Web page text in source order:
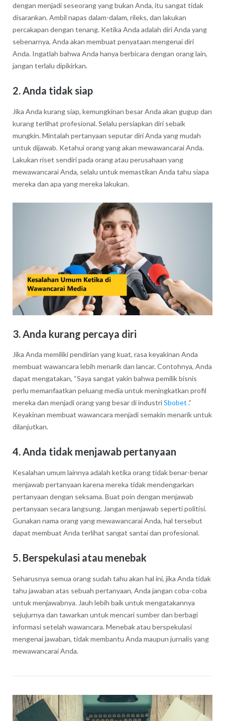
dengan menjadi seseorang yang bukan Anda, itu sangat tidak
disarankan. Ambil napas dalam-dalam, rileks, dan lakukan
percakapan dengan tenang. Ketika Anda adalah diri Anda yang
sebenarnya, Anda akan membuat penyataan mengenai diri
Anda. Ingatlah bahwa Anda hanya berbicara dengan orang lain,
jangan terlalu dipikirkan.
2. Anda tidak siap
Jika Anda kurang siap, kemungkinan besar Anda akan gugup dan
kurang terlihat profesional. Selalu persiapkan diri sebaik
mungkin. Mintalah pertanyaan seputar diri Anda yang mudah
untuk dijawab. Ketahui orang yang akan mewawancarai Anda.
Lakukan riset sendiri pada orang atau perusahaan yang
mewawancarai Anda, selalu untuk memastikan Anda tahu siapa
mereka dan apa yang mereka lakukan.
3. Anda kurang percaya diri
Jika Anda memiliki pendirian yang kuat, rasa keyakinan Anda
membuat wawancara lebih menarik dan lancar. Contohnya, Anda
dapat mengatakan, “Saya sangat yakin bahwa pemilik bisnis
perlu memanfaatkan peluang media untuk meningkatkan profil
mereka dan menjadi orang yang besar di industriSbobet .”
Keyakinan membuat wawancara menjadi semakin menarik untuk
dilanjutkan.
4. Anda tidak menjawab pertanyaan
Kesalahan umum lainnya adalah ketika orang tidak benar-benar
menjawab pertanyaan karena mereka tidak mendengarkan
pertanyaan dengan seksama. Buat poin dengan menjawab
pertanyaan secara langsung. Jangan menjawab seperti politisi.
Gunakan nama orang yang mewawancarai Anda, hal tersebut
dapat membuat Anda terlihat sangat santai dan profesional.
5. Berspekulasi atau menebak
Seharusnya semua orang sudah tahu akan hal ini, jika Anda tidak
tahu jawaban atas sebuah pertanyaan, Anda jangan coba-coba
untuk menjawabnya. Jauh lebih baik untuk mengatakannya
sejujurnya dan tawarkan untuk mencari sumber dan berbagi
informasi setelah wawancara. Menebak atau berspekulasi
mengenai jawaban, tidak membantu Anda maupun jurnalis yang
mewawancarai Anda.